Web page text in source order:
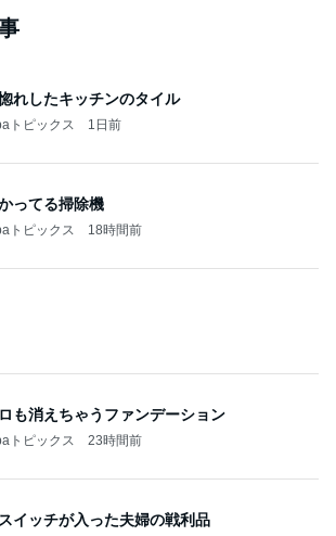
れしたキッチンのタイル
トピックス 1日前
ってる掃除機
トピックス 18時間前
イッチが入った夫婦の戦利品
トピックス 1日前
グ TOPへ